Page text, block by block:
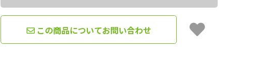
この商品についてお問い合わせ